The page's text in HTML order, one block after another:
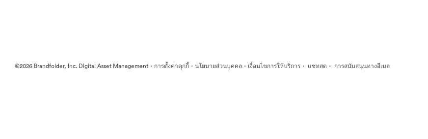
©2026 Brandfolder, Inc. Digital Asset Management · การตั้งค่าคุกกี้· นโยบายส่วนบุคคล · เงื่อนไขการให้บริการ · แชทสด · การสนับสนุนทางอีเมล